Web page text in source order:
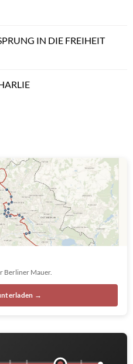
IN DIE FREIHEIT
Berliner Mauer.
→